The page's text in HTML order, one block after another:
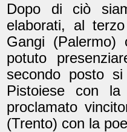
Dopo di ciò
elaborati, al
Gangi
potuto
secondo posto
Pistoiese con la
proclamato
(Trento) con la